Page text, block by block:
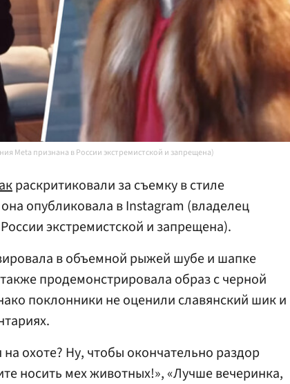
Meta признана в России экстремистской и запрещена)
раскритиковали за съемку в стиле
опубликовала в Instagram (владелец
экстремистской и запрещена).
в объемной рыжей шубе и шапке
продемонстрировала образ с черной
поклонники не оценили славянский шик и
охоте? Ну, чтобы окончательно раздор
носить мех животных!», «Лучше вечеринка,